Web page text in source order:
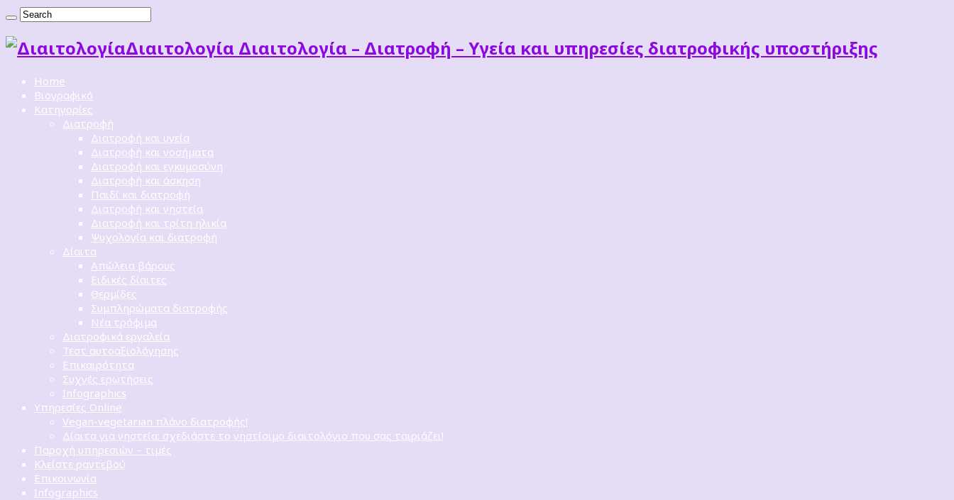
Διαιτoλογία Διαιτολογία – Διατροφή – Υγεία και υπηρεσίες διατροφικής υποστήριξης
Home
Βιογραφικό
Κατηγορίες
Διατροφή
Διατροφή και υγεία
Διατροφή και νοσήματα
Διατροφή και εγκυμοσύνη
Διατροφή και άσκηση
Παιδί και διατροφή
Διατροφή και νηστεία
Διατροφή και τρίτη ηλικία
Ψυχολογία και διατροφή
Δίαιτα
Απώλεια βάρους
Ειδικές δίαιτες
Θερμίδες
Συμπληρώματα διατροφής
Νέα τρόφιμα
Διατροφικά εργαλεία
Τεστ αυτοαξιολόγησης
Επικαιρότητα
Συχνές ερωτήσεις
Infographics
Υπηρεσίες Online
Vegan-vegetarian πλάνο διατροφής!
Δίαιτα για νηστεία: σχεδιάστε το νηστίσιμο διαιτολόγιο που σας ταιριάζει!
Παροχή υπηρεσιών – τιμές
Κλείστε ραντεβού
Επικοινωνία
Infographics